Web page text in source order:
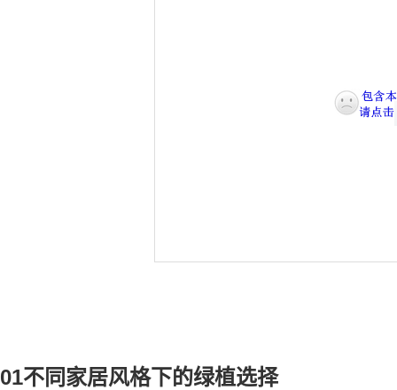
01不同家居风格下的绿植选择